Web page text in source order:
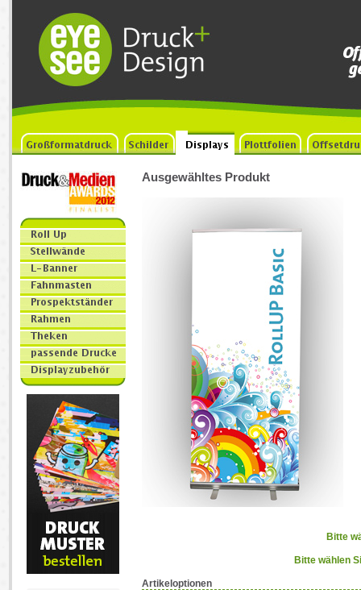
Ausgewähltes Produkt
Bitte
Bitte wählen
Artikeloptionen